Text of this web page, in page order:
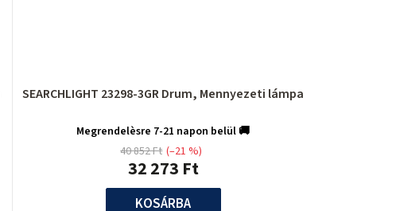
SEARCHLIGHT 23298-3GR Drum, Mennyezeti lámpa
Megrendelèsre 7-21 napon belül 🚚
32 273 Ft
40 852 Ft (–21 %)
KOSÁRBA